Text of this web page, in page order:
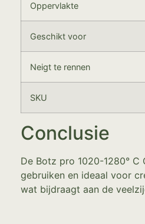
Oppervlakte
Geschikt voor
Neigt te rennen
SKU
Conclusie
De Botz pro 1020-1280°
gebruiken en ideaal voor
wat bijdraagt aan de